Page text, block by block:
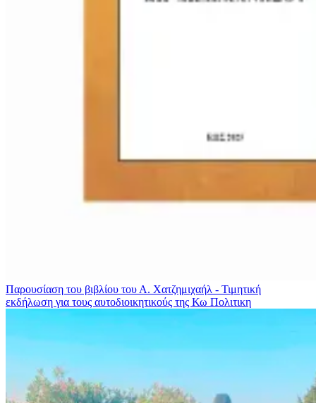
Παρουσίαση του βιβλίου του Α. Χατζημιχαήλ - Τιμητική
εκδήλωση για τους αυτοδιοικητικούς της Κω Πολιτικη